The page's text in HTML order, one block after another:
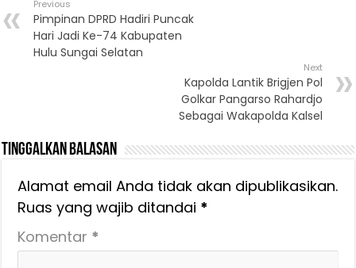
Previous
Pimpinan DPRD Hadiri Puncak
Hari Jadi Ke-74 Kabupaten
Hulu Sungai Selatan
Next
Kapolda Lantik Brigjen Pol
Golkar Pangarso Rahardjo
Sebagai Wakapolda Kalsel
Tinggalkan Balasan
Alamat email Anda tidak akan dipublikasikan.
Ruas yang wajib ditandai *
Komentar *